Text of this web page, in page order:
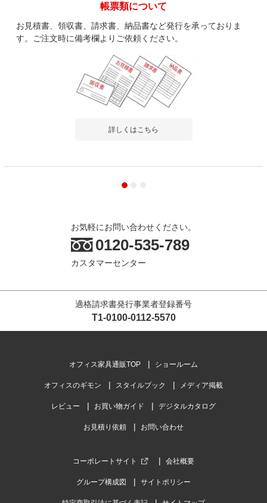
帳票類について
お見積書、領収書、請求書、納品書など発行を承っておりま
す。ご注文時に備考欄よりご依頼ください。
詳しくはこちら
お気軽にお問い合わせください。
0120-535-789
カスタマーセンター
適格請求書発行事業者登録番号
T1-0100-0112-5570
オフィス家具通販TOP ショールーム
オフィスのギモン スタイルブック メディア掲載
レビュー お買い物ガイド デジタルカタログ
お見積り依頼 お問い合わせ
コーポレートサイト 会社概要
グループ構成図 サイトポリシー